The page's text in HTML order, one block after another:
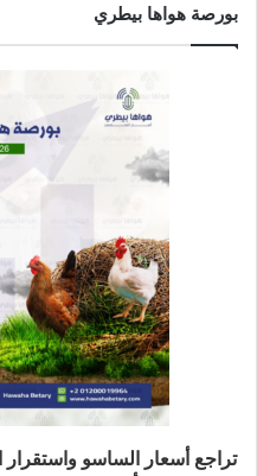
بورصة هواها بيطري
تراجع أسعار الساسو واستقرار